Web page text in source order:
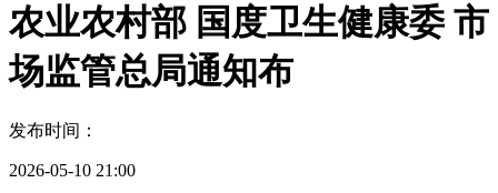
农业农村部 国度卫生健康委 市
场监管总局通知布
发布时间：
2026-05-10 21:00